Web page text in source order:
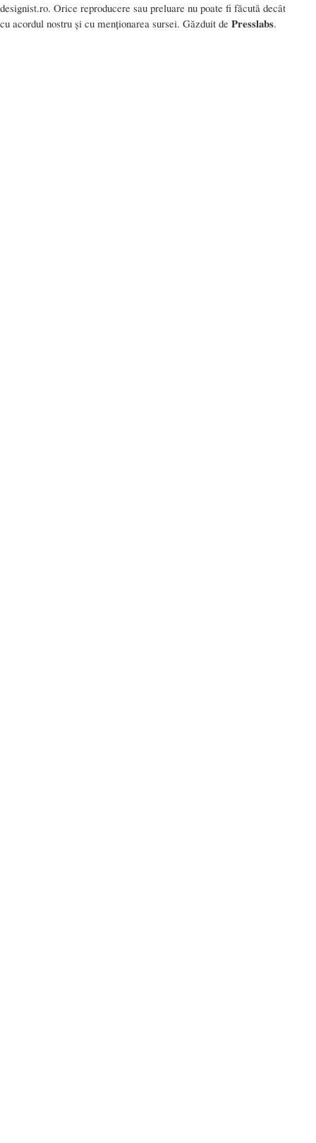
designist.ro. Orice reproducere sau preluare nu poate fi făcută decât
cu acordul nostru și cu menționarea sursei. Găzduit de Presslabs.